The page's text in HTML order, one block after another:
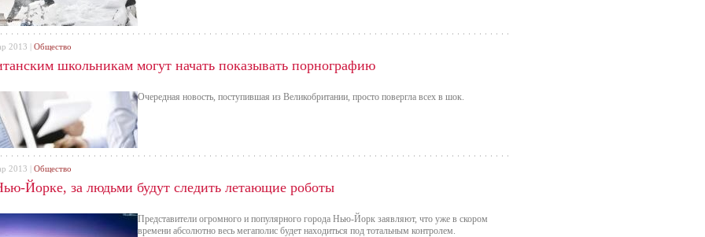
школьникам могут начать показывать порнографию
Очередная новость, поступившая из Великобритании, просто повергла всех в шок.
2013 | Общество
Йорке, за людьми будут следить летающие роботы
Представители огромного и популярного города Нью-Йорк заявляют, что уже в скором
времени абсолютно весь мегаполис будет находиться под тотальным контролем.
2013 | Общество